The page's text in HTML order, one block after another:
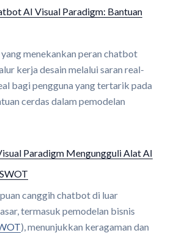
AI Visual Paradigm: Bantuan
menekankan peran chatbot
kerja desain melalui saran real-
bagi pengguna yang tertarik pada
cerdas dalam pemodelan
Paradigm Mengungguli Alat AI
canggih chatbot di luar
termasuk pemodelan bisnis
), menunjukkan keragaman dan